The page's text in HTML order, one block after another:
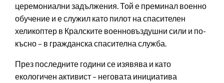
церемониални задължения. Той е преминал военно
обучение и е служил като пилот на спасителен
хеликоптер в Кралските военновъздушни сили и по-
късно – в гражданска спасителна служба.
През последните години се изявява и като
екологичен активист – неговата инициатива